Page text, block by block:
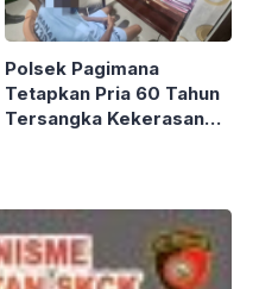
Polsek Pagimana
Tetapkan Pria 60 Tahun
Tersangka Kekerasan